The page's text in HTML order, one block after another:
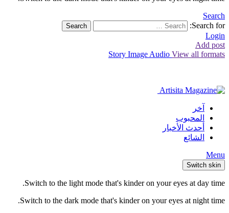
Search
Search for:
Search
Login
Add post
Story Image Audio View all formats
آخر
المحبوب
أحدث الأخبار
الشائع
Menu
Switch skin
Switch to the light mode that's kinder on your eyes at day time.
Switch to the dark mode that's kinder on your eyes at night time.